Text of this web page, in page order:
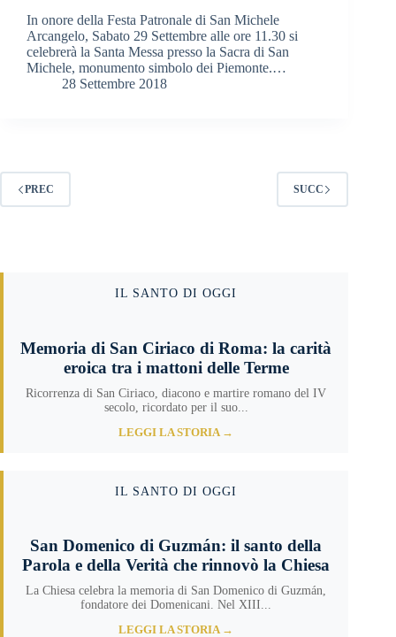
In onore della Festa Patronale di San Michele
Arcangelo, Sabato 29 Settembre alle ore 11.30 si
celebrerà la Santa Messa presso la Sacra di San
Michele, monumento simbolo dei Piemonte.…
28 Settembre 2018
PREC SUCC
IL SANTO DI OGGI
Memoria di San Ciriaco di Roma: la carità
eroica tra i mattoni delle Terme
Ricorrenza di San Ciriaco, diacono e martire romano del IV
secolo, ricordato per il suo...
LEGGI LA STORIA →
IL SANTO DI OGGI
San Domenico di Guzmán: il santo della
Parola e della Verità che rinnovò la Chiesa
La Chiesa celebra la memoria di San Domenico di Guzmán,
fondatore dei Domenicani. Nel XIII...
LEGGI LA STORIA →